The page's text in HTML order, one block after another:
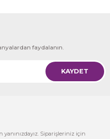
faydalanın.
KAYDET
Siparişleriniz için